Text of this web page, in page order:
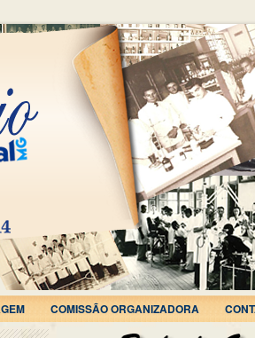
COMISSÃO ORGANIZADORA